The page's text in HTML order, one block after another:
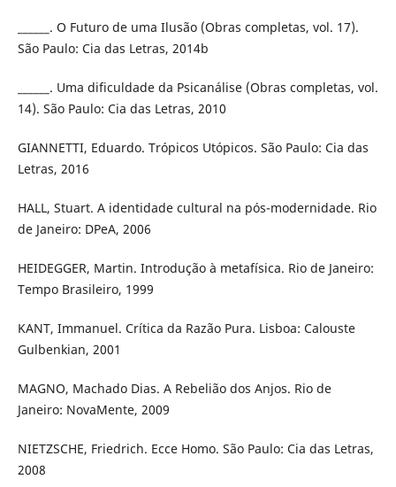
______. O Futuro de uma Ilusão (Obras completas, vol. 17).
São Paulo: Cia das Letras, 2014b
______. Uma dificuldade da Psicanálise (Obras completas, vol.
14). São Paulo: Cia das Letras, 2010
GIANNETTI, Eduardo. Trópicos Utópicos. São Paulo: Cia das
Letras, 2016
HALL, Stuart. A identidade cultural na pós-modernidade. Rio
de Janeiro: DPeA, 2006
HEIDEGGER, Martin. Introdução à metafísica. Rio de Janeiro:
Tempo Brasileiro, 1999
KANT, Immanuel. Crítica da Razão Pura. Lisboa: Calouste
Gulbenkian, 2001
MAGNO, Machado Dias. A Rebelião dos Anjos. Rio de
Janeiro: NovaMente, 2009
NIETZSCHE, Friedrich. Ecce Homo. São Paulo: Cia das Letras,
2008